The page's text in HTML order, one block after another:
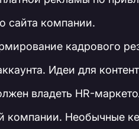
сайта компании.
кадрового
Идеи для
владеть HR-
компании. Необычные